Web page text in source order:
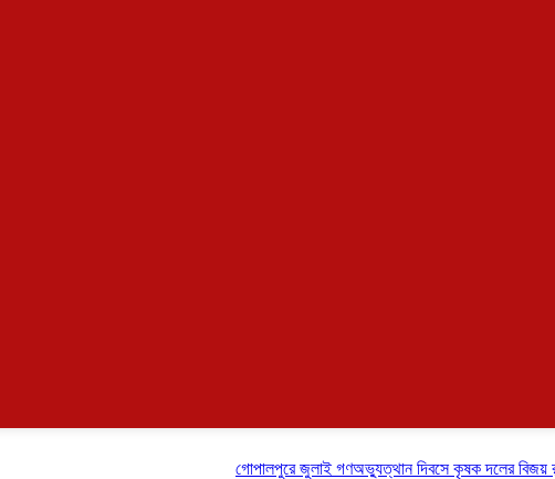
গোপালপুরে জুলাই গণঅভ্যুত্থান দিবসে কৃষক দলের বিজয় র‍্যালি